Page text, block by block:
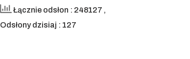
Łącznie odsłon : 248127 ,
Odsłony dzisiaj : 127